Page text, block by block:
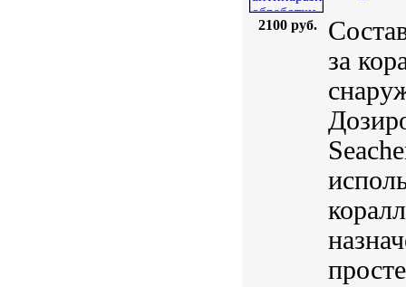
2100 руб.
за